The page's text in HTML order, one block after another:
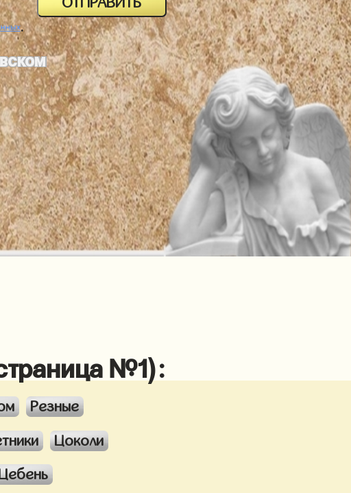
.
№1):
Резные
Цоколи